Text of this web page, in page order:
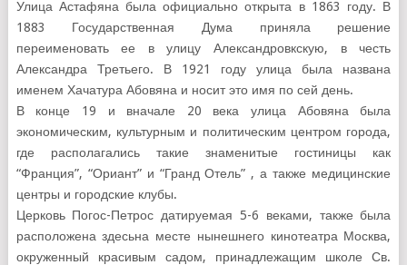
Улица Астафяна была официально открыта в 1863 году. В
1883 Государственная Дума приняла решение
переименовать ее в улицу Александровкскую, в честь
Александра Третьего. В 1921 году улица была названа
именем Хачатура Абовяна и носит это имя по сей день.
В конце 19 и вначале 20 века улица Абовяна была
экономическим, культурным и политическим центром города,
где располагались такие знаменитые гостиницы как
“Франция”, “Ориант” и “Гранд Отель” , а также медицинские
центры и городские клубы.
Церковь Погос-Петрос датируемая 5-6 веками, также была
расположена здесьна месте нынешнего кинотеатра Москва,
окруженный красивым садом, принадлежащим школе Св.